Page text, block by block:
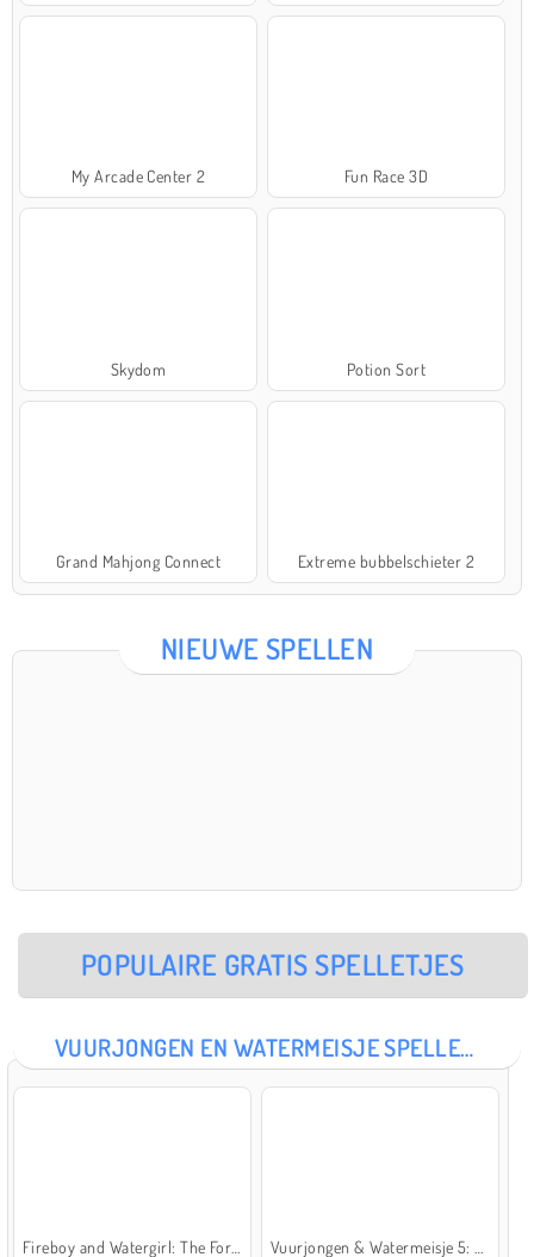
My Arcade Center 2 Fun Race 3D
Skydom Potion Sort
Grand Mahjong Connect Extreme bubbelschieter 2
NIEUWE SPELLEN
POPULAIRE GRATIS SPELLETJES
VUURJONGEN EN WATERMEISJE SPELLETJES